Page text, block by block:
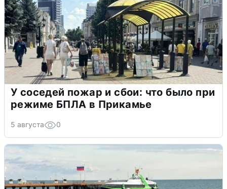
У соседей пожар и сбои: что было при
режиме БПЛА в Прикамье
5 августа 0